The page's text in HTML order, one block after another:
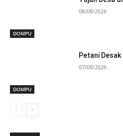
DOMPU
08/08/2026
DOMPU
Petani
07/08/2026